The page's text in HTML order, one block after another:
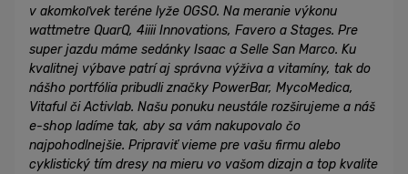
v akomkoľvek teréne lyže OGSO. Na meranie výkonu
wattmetre QuarQ, 4iiii Innovations, Favero a Stages. Pre
super jazdu máme sedánky Isaac a Selle San Marco. Ku
kvalitnej výbave patrí aj správna výživa a vitamíny, tak do
nášho portfólia pribudli značky PowerBar, MycoMedica,
Vitaful či Activlab. Našu ponuku neustále rozširujeme a náš
e-shop ladíme tak, aby sa vám nakupovalo čo
najpohodlnejšie. Pripraviť vieme pre vašu firmu alebo
cyklistický tím dresy na mieru vo vašom dizajn a top kvalite